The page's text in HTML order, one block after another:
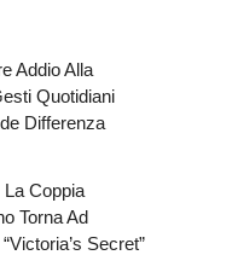
Addio Alla
Quotidiani
Differenza
La Coppia
Torna Ad
Secret”